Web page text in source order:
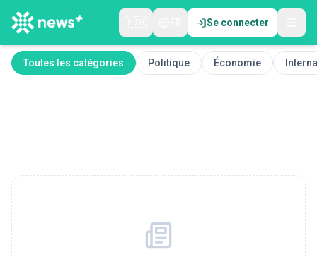
Se connecter
Toutes les catégories Politique Économie